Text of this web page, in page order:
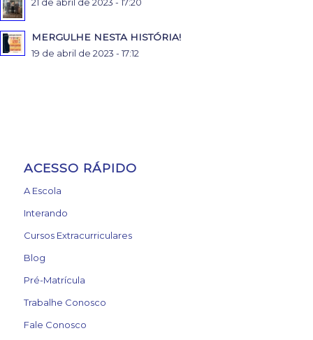
21 de abril de 2023 - 17:20
MERGULHE NESTA HISTÓRIA!
19 de abril de 2023 - 17:12
ACESSO RÁPIDO
A Escola
Interando
Cursos Extracurriculares
Blog
Pré-Matrícula
Trabalhe Conosco
Fale Conosco